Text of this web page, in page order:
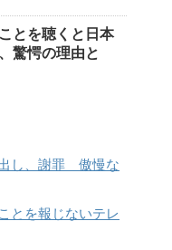
とを聴くと日本
驚愕の理由と
し、謝罪 傲慢な
とを報じないテレ